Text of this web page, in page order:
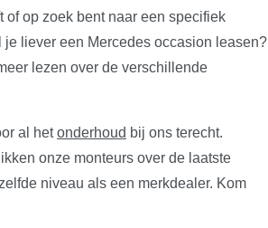
of op zoek bent naar een specifiek
liever een Mercedes occasion leasen?
lezen over de verschillende
al hetonderhoud bij ons terecht.
onze monteurs over de laatste
niveau als een merkdealer. Kom